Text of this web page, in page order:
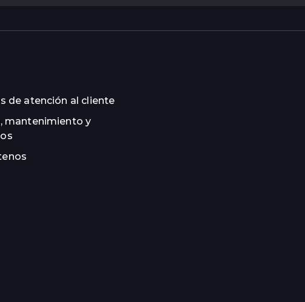
de atención al cliente
mantenimiento y